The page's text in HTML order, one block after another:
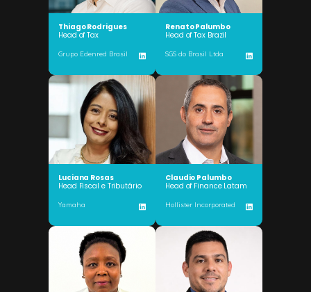
Thiago Rodrigues
Head of Tax
Grupo Edenred Brasil
Renato Palumbo
Head of Tax Brazil
SGS do Brasil Ltda
Luciana Rosas
Head Fiscal e Tributário
Yamaha
Claudio Palumbo
Head of Finance Latam
Hollister Incorporated